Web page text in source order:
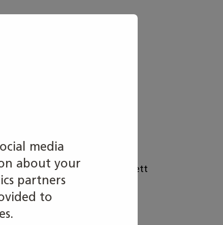
media
about your
partners
to
i en butik, ett tvätteri, ett